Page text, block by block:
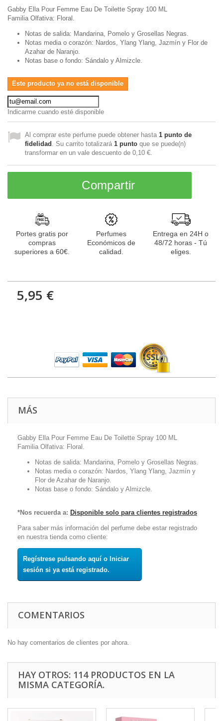
Gabby Ella Pour Femme Eau De Toilette Spray 100 ML
Familia Olfativa: Floral.
Notas de salida: Mandarina, Pomelo y Grosellas Negras.
Notas media o corazón: Nardos, Ylang Ylang, Jazmín y Flor de
Azahar de Naranjo.
Notas base o fondo: Sándalo y Almizcle.
Este producto ya no está disponible
Indicarme cuando esté disponible
Al comprar este perfume puede obtener hasta 1 punto de
fidelidad . Su carrito totalizará 1 punto que se puede(n)
transformar en un vale descuento de 0,10 €
Compartir
Portes gratis por
compras
superiores a 60€.
Perfumes
Económicos de
calidad.
Entrega en 24H o
48/72 horas - Tú
eliges.
5,95 €
MÁS
Gabby Ella Pour Femme Eau De Toilette Spray 100 ML
Familia Olfativa: Floral.
Notas de salida: Mandarina, Pomelo y Grosellas Negras.
Notas media o corazón: Nardos, Ylang Ylang, Jazmín y
Flor de Azahar de Naranjo.
Notas base o fondo: Sándalo y Almizcle.
*Nos recuerda a: Disponible solo para clientes registrados
Para saber más información del perfume debe estar registrado
en nuestra tienda como cliente:
Regístrese pulsando aquí o Iniciar
sesión si ya está registrado.
COMENTARIOS
No hay comentarios de clientes por ahora.
HAY OTROS: 114 PRODUCTOS EN LA
MISMA CATEGORÍA.